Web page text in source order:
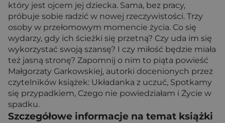
który jest ojcem jej dziecka. Sama, bez pracy,
próbuje sobie radzić w nowej rzeczywistości. Trzy
osoby w przełomowym momencie życia. Co się
wydarzy, gdy ich ścieżki się przetną? Czy uda im się
wykorzystać swoją szansę? I czy miłość będzie miała
też jasną stronę? Zapomnij o nim to piąta powieść
Małgorzaty Garkowskiej, autorki docenionych przez
czytelników książek: Układanka z uczuć, Spotkamy
się przypadkiem, Czego nie powiedziałam i Życie w
spadku.
Szczegółowe informacje na temat książki